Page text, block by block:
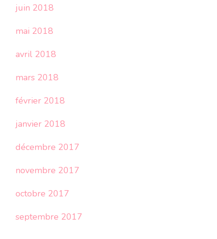
juin 2018
mai 2018
avril 2018
mars 2018
février 2018
janvier 2018
décembre 2017
novembre 2017
octobre 2017
septembre 2017